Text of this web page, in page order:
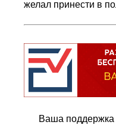
желал принести в
Ваша поддержка